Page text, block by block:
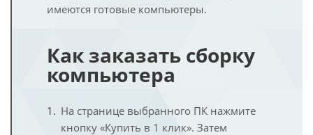
имеются готовые компьютеры.
Как заказать сборку
компьютера
На странице выбранного ПК нажмите
кнопку «Купить в 1 клик». Затем